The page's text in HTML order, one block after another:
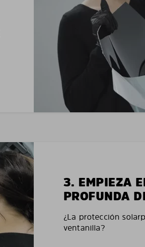
3. EMPIEZA
PROFUNDA
¿La protección
ventanilla?